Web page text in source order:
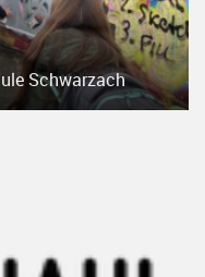
Schwarzach